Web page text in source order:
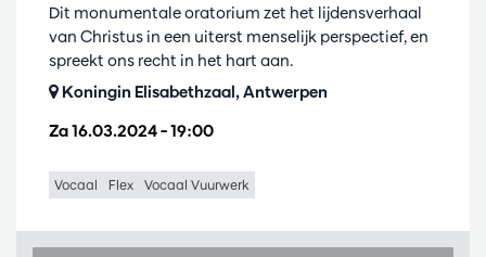
Za 16.03.2024– 19:00
Dit monumentale oratorium zet het lijdensverhaal
van Christus in een uiterst menselijk perspectief, en
spreekt ons recht in het hart aan.
Koningin Elisabethzaal, Antwerpen
Vocaal Flex Vocaal Vuurwerk